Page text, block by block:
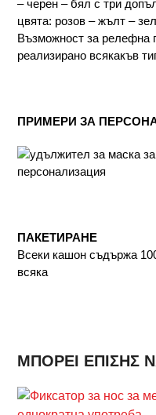
– черен – бял с три
цвята: розов – жълт –
Възможност за релефна
реализирано всякакъв
ПРИМЕРИ ЗА
ПАКЕТИРАНЕ
Всеки кашон съдържа
всяка
ΜΠΟΡΕΊ ΕΠΊΣΗΣ